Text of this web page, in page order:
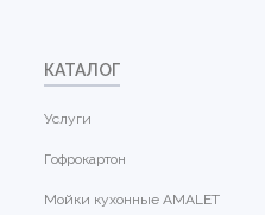
КАТАЛОГ
Услуги
Гофрокартон
Мойки кухонные AMALET